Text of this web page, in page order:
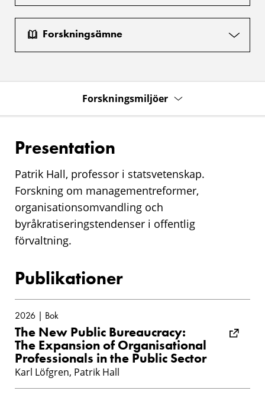
Forskningsämne
Forskningsmiljöer
Presentation
Patrik Hall, professor i statsvetenskap.
Forskning om managementreformer,
organisationsomvandling och
byråkratiseringstendenser i offentlig
förvaltning.
Publikationer
2026 | Bok
The New Public Bureaucracy:
The Expansion of Organisational
Professionals in the Public Sector
Karl Löfgren, Patrik Hall